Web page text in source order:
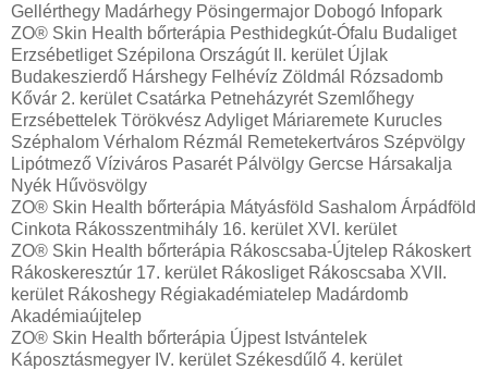
Gellérthegy Madárhegy Pösingermajor Dobogó Infopark
ZO® Skin Health bőrterápia Pesthidegkút-Ófalu Budaliget
Erzsébetliget Szépilona Országút II. kerület Újlak
Budakeszierdő Hárshegy Felhévíz Zöldmál Rózsadomb
Kővár 2. kerület Csatárka Petneházyrét Szemlőhegy
Erzsébettelek Törökvész Adyliget Máriaremete Kurucles
Széphalom Vérhalom Rézmál Remetekertváros Szépvölgy
Lipótmező Víziváros Pasarét Pálvölgy Gercse Hársakalja
Nyék Hűvösvölgy
ZO® Skin Health bőrterápia Mátyásföld Sashalom Árpádföld
Cinkota Rákosszentmihály 16. kerület XVI. kerület
ZO® Skin Health bőrterápia Rákoscsaba-Újtelep Rákoskert
Rákoskeresztúr 17. kerület Rákosliget Rákoscsaba XVII.
kerület Rákoshegy Régiakadémiatelep Madárdomb
Akadémiaújtelep
ZO® Skin Health bőrterápia Újpest Istvántelek
Káposztásmegyer IV. kerület Székesdűlő 4. kerület